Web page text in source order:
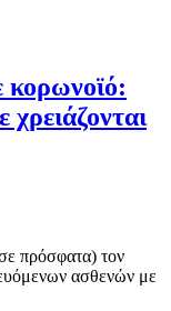
κορωνοϊό:
πρόσφατα) τον
ασθενών με